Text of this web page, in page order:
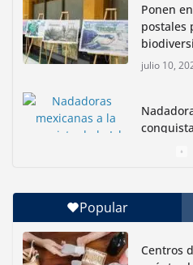
Ponen
postales
julio 10,
Con jornada informativa,
for Animals buscan inhibir
junio 15, 2026
Popular
Centros